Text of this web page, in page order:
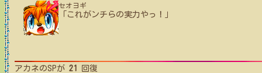
セオヨギ
「これがンチらの実力やっ！」
アカネのSPが 21
回復